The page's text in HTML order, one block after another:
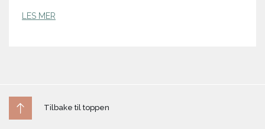
LES MER
Tilbake til toppen